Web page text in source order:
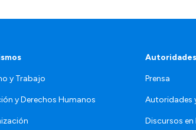
y Trabajo
y Derechos Humanos
Autoridades
Prensa
Autoridades
Discursos en